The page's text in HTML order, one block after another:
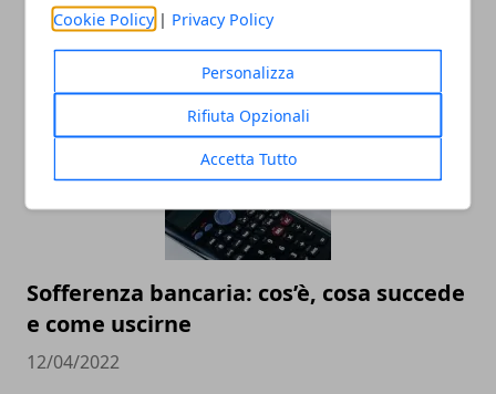
Cookie Policy | Privacy Policy
Personalizza
Rifiuta Opzionali
Accetta Tutto
come calcolare le rate
19/12/2023
Sofferenza bancaria: cos’è, cosa succede
e come uscirne
12/04/2022